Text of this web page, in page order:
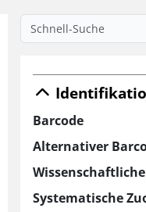
Barcode
Alternativer
Systematische